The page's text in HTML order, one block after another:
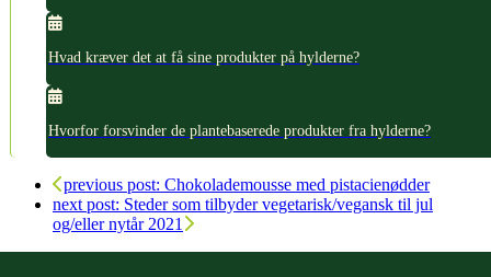
Hvad kræver det at få sine produkter på hylderne?
Hvorfor forsvinder de plantebaserede produkter fra hylderne?
previous post: Chokolademousse med pistacienødder
next post: Steder som tilbyder vegetarisk/vegansk til jul
og/eller nytår 2021